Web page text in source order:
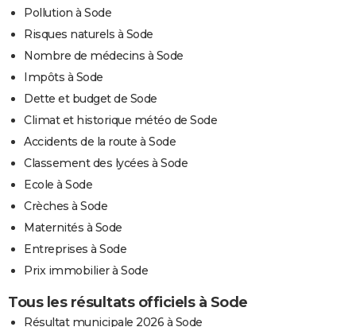
Pollution à Sode
Risques naturels à Sode
Nombre de médecins à Sode
Impôts à Sode
Dette et budget de Sode
Climat et historique météo de Sode
Accidents de la route à Sode
Classement des lycées à Sode
Ecole à Sode
Crèches à Sode
Maternités à Sode
Entreprises à Sode
Prix immobilier à Sode
Tous les résultats officiels à Sode
Résultat municipale 2026 à Sode